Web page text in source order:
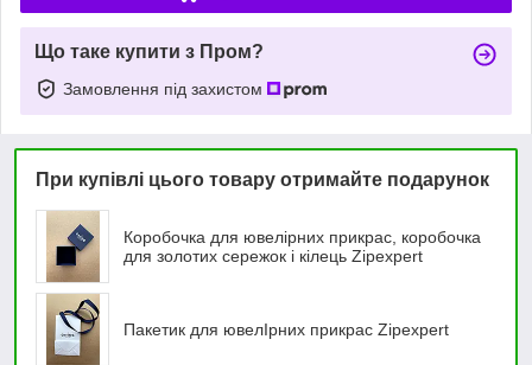
Що таке купити з Пром?
Замовлення під захистом
При купівлі цього товару отримайте подарунок
Коробочка для ювелірних прикрас, коробочка
для золотих сережок і кілець Zipexpert
Пакетик для ювелIрних прикрас Zipexpert